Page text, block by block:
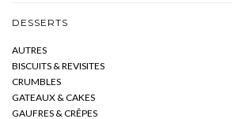
DESSERTS
AUTRES
BISCUITS & REVISITES
CRUMBLES
GATEAUX & CAKES
GAUFRES & CRÊPES